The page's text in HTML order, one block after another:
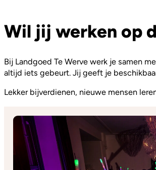
Wil jij werken op
Bij Landgoed Te Werve werk je samen
altijd iets gebeurt. Jij geeft je
Lekker bijverdienen, nieuwe mensen